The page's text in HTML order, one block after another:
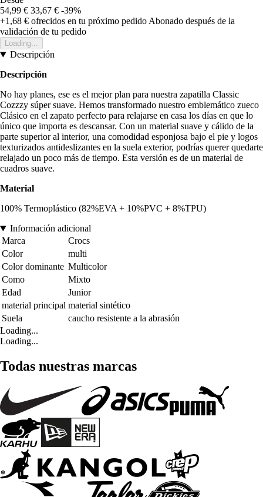
54,99 € 33,67 € -39%
+1,68 € ofrecidos en tu próximo pedido Abonado después de la
validación de tu pedido
Loading...
Descripción
Descripción
No hay planes, ese es el mejor plan para nuestra zapatilla Classic
Cozzzy súper suave. Hemos transformado nuestro emblemático zueco
Clásico en el zapato perfecto para relajarse en casa los días en que lo
único que importa es descansar. Con un material suave y cálido de la
parte superior al interior, una comodidad esponjosa bajo el pie y logos
texturizados antideslizantes en la suela exterior, podrías querer quedarte
relajado un poco más de tiempo. Esta versión es de un material de
cuadros suave.
Material
100% Termoplástico (82%EVA + 10%PVC + 8%TPU)
Información adicional
Marca
Crocs
Color
multi
Color dominante Multicolor
Como
Mixto
Edad
Junior
material principal material sintético
Suela
caucho resistente a la abrasión
Loading...
Loading...
Todas nuestras marcas